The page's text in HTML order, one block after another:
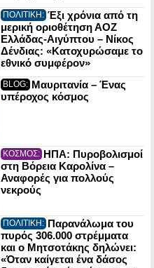
ΠΟΛΙΤΙΚΗ: Έξι χρόνια από τη
μερική οριοθέτηση ΑΟΖ
Ελλάδας-Αιγύπτου – Νίκος
Δένδιας: «Κατοχυρώσαμε το
εθνικό συμφέρον»
BLOG: Μαυριτανία – Ένας
υπέροχος κόσμος
ΚΟΣΜΟΣ: ΗΠΑ: Πυροβολισμοί
στη Βόρεια Καρολίνα –
Αναφορές για πολλούς
νεκρούς
ΠΟΛΙΤΙΚΗ: Παρανάλωμα του
πυρός 306.000 στρέμματα
και ο Μητσοτάκης δηλώνει:
«Όταν καίγεται ένα δάσος